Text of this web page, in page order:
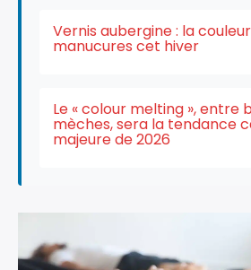
Vernis aubergine : la
manucures cet hiver
Le « colour melting », entre
mèches, sera la tendance
majeure de 2026